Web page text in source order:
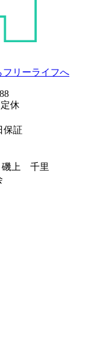
リーライフへ
休
磯上 千里